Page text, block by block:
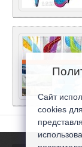
Сайт
cookies